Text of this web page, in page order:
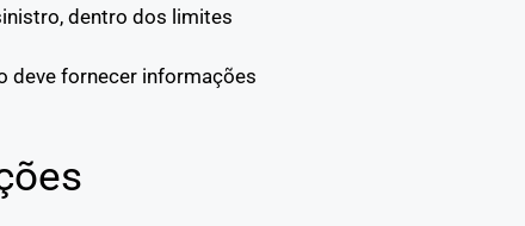
dentro dos limites
deve fornecer informações